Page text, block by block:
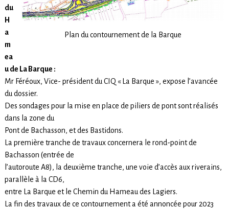
Plan du contournement de la Barque
du
H
a
m
ea
u de La Barque :
Mr Féréoux, Vice- président du CIQ « La Barque », expose l’avancée
du dossier.
Des sondages pour la mise en place de piliers de pont sont réalisés
dans la zone du
Pont de Bachasson, et des Bastidons.
La première tranche de travaux concernera le rond-point de
Bachasson (entrée de
l’autoroute A8), la deuxième tranche, une voie d’accès aux riverains,
parallèle à la CD6,
entre La Barque et le Chemin du Hameau des Lagiers.
La fin des travaux de ce contournement a été annoncée pour 2023